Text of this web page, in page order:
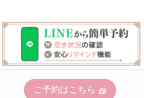
ご予約はこちら